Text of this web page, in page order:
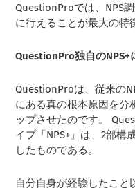
QuestionProでは、NPS
に行えることが最大の特
QuestionPro独自のNPS+
QuestionProは、従来の
にある真の根本原因を分
ップさせたのです。
イプ「NPS+」は、2部構
したものである。
自分自身が経験したこと